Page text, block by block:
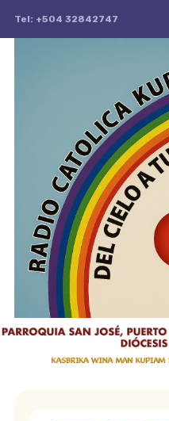
Tel: +504 32842747